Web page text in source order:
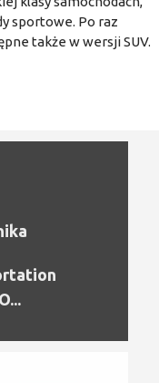
sportowe. Po raz
także w wersji SUV.